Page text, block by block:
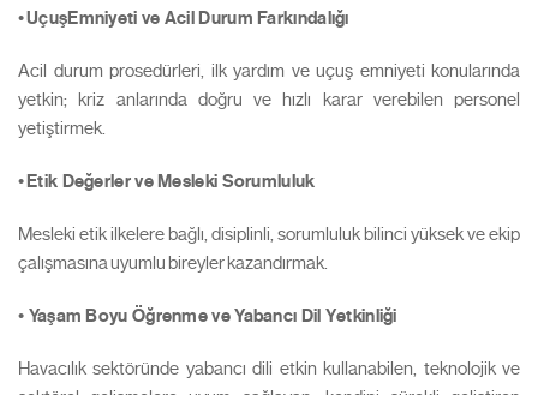
•UçuşEmniyeti ve Acil Durum Farkındalığı
Acil durum prosedürleri, ilk yardım ve uçuş emniyeti konularında
yetkin; kriz anlarında doğru ve hızlı karar verebilen personel
yetiştirmek.
• Etik Değerler ve Mesleki Sorumluluk
Mesleki etik ilkelere bağlı, disiplinli, sorumluluk bilinci yüksek ve ekip
çalışmasına uyumlu bireyler kazandırmak.
• Yaşam Boyu Öğrenme ve Yabancı Dil Yetkinliği
Havacılık sektöründe yabancı dili etkin kullanabilen, teknolojik ve